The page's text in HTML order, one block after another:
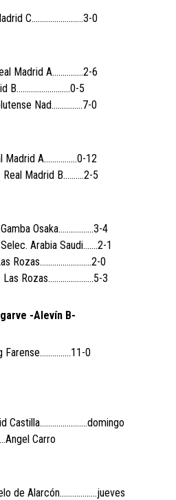
C…………………….3-0
Madrid A……………2-6
B……………………..0-5
Nad……………7-0
Madrid A…………….0-12
Madrid B……….2-5
Osaka……………..3-4
Arabia Saudi…….2-1
Rozas…………………….2-0
Las Rozas………………….5-3
-Alevín B-
Farense……………11-0
Castilla…………………..domingo
Carro
de Alarcón………………jueves